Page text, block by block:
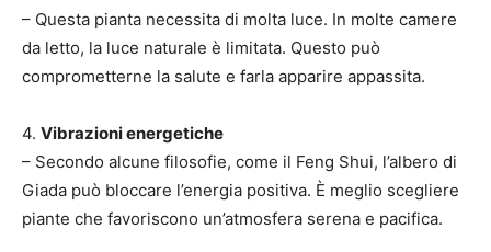
– Questa pianta necessita di molta luce. In molte camere
da letto, la luce naturale è limitata. Questo può
comprometterne la salute e farla apparire appassita.
4. Vibrazioni energetiche
– Secondo alcune filosofie, come il Feng Shui, l’albero di
Giada può bloccare l’energia positiva. È meglio scegliere
piante che favoriscono un’atmosfera serena e pacifica.